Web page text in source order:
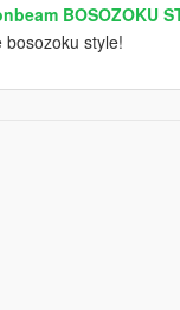
BOSOZOKU
style!